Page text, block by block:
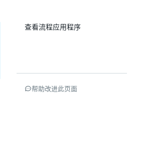
查看流程应用程序
帮助改进此页面